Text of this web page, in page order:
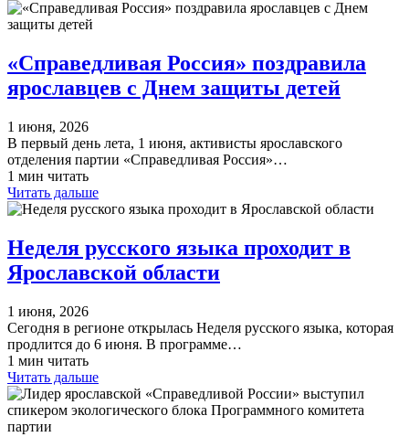
«Справедливая Россия» поздравила
ярославцев с Днем защиты детей
1 июня, 2026
В первый день лета, 1 июня, активисты ярославского
отделения партии «Справедливая Россия»…
1 мин читать
Читать дальше
​Неделя русского языка проходит в
Ярославской области
1 июня, 2026
Сегодня в регионе открылась Неделя русского языка, которая
продлится до 6 июня. В программе…
1 мин читать
Читать дальше